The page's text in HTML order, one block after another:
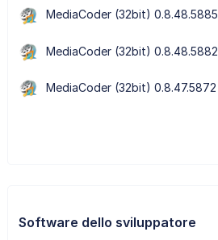
MediaCoder (32bit) 0.8.48.5885
MediaCoder (32bit) 0.8.48.5882
MediaCoder (32bit) 0.8.47.5872
Software dello sviluppatore